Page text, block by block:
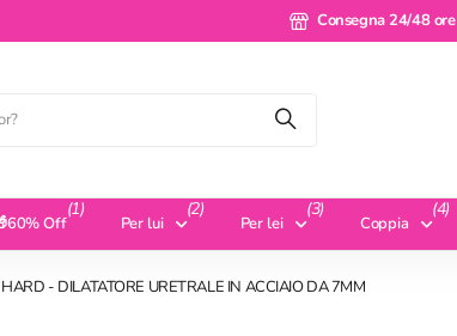
Consegna 24/48 ore
Off
(1)
Per lui
(2)
Per lei
(3)
Coppia
(4)
- DILATATORE URETRALE IN ACCIAIO DA 7MM